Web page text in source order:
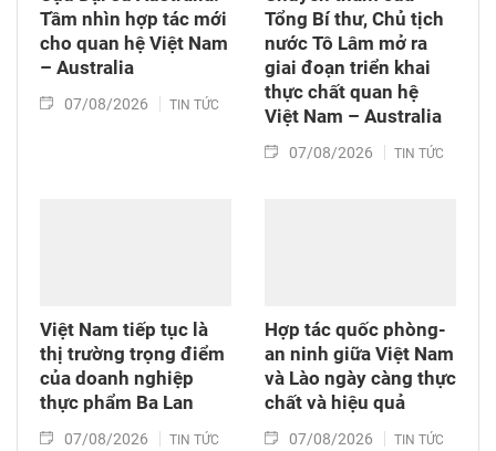
Tầm nhìn hợp tác mới
cho quan hệ Việt Nam
– Australia
07/08/2026 TIN TỨC
Tổng Bí thư, Chủ tịch
nước Tô Lâm mở ra
giai đoạn triển khai
thực chất quan hệ
Việt Nam – Australia
07/08/2026 TIN TỨC
Việt Nam tiếp tục là
thị trường trọng điểm
của doanh nghiệp
thực phẩm Ba Lan
07/08/2026 TIN TỨC
Hợp tác quốc phòng-
an ninh giữa Việt Nam
và Lào ngày càng thực
chất và hiệu quả
07/08/2026 TIN TỨC